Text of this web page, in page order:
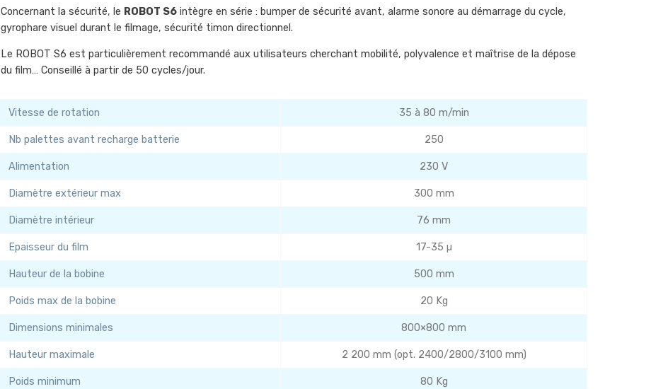
Concernant la sécurité, le ROBOT S6 intègre en série : bumper de sécurité avant, alarme sonore au démarrage du cycle,
gyrophare visuel durant le filmage, sécurité timon directionnel.
Le ROBOT S6 est particulièrement recommandé aux utilisateurs cherchant mobilité, polyvalence et maîtrise de la dépose
du film… Conseillé à partir de 50 cycles/jour.
Vitesse de rotation 35 à 80 m/min
Nb palettes avant recharge batterie 250
Alimentation 230 V
Diamètre extérieur max 300 mm
Diamètre intérieur 76 mm
Epaisseur du film 17-35 µ
Hauteur de la bobine 500 mm
Poids max de la bobine 20 Kg
Dimensions minimales 800×800 mm
Hauteur maximale 2 200 mm (opt. 2400/2800/3100 mm)
Poids minimum 80 Kg